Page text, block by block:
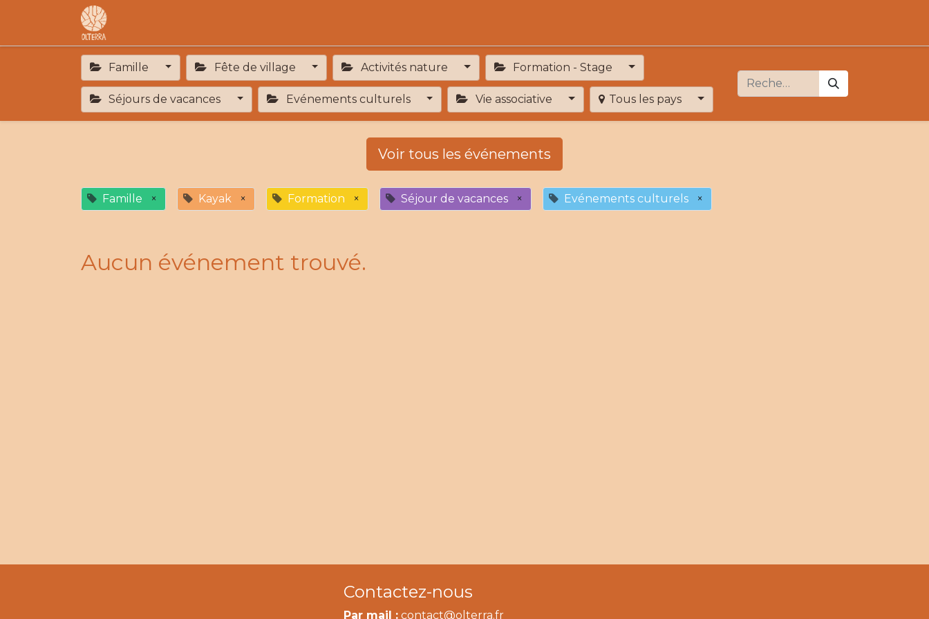
Famille Fête de village Activités nature Formation - Stage
Séjours de vacances Evénements culturels Vie associative Tous les pays
Voir tous les événements
Famille × Kayak × Formation × Séjour de vacances × Evénements culturels ×
Aucun événement trouvé.
Contactez-nous
Par mail : contact@olterra.fr